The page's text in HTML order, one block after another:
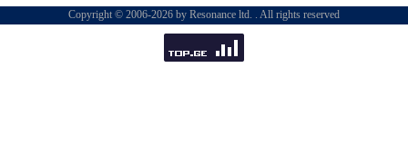
Copyright © 2006-2026 by Resonance ltd. . All rights reserved